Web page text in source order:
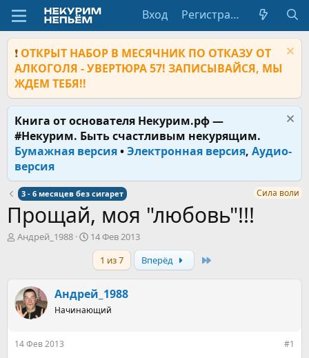
Вход Регистрация
❗ ОТКРЫТ НАБОР В МЕСЯЧНИК ПО ОТКАЗУ ОТ
АЛКОГОЛЯ - УВЕРТЮРА 57! ЗАПИСЫВАЙСЯ, МЫ
ЖДЕМ ТЕБЯ!!
Книга от основателя Некурим.рф —
#Некурим. Быть счастливым некурящим.
Бумажная версия•Электронная версия, Аудио-
версия
3 - 6 месяцев без сигарет Сила воли
Прощай, моя "любовь"!!!
А
т
е
Андрей_1988
Д
а
ч
14 Фев 2013
1 из 7
Вперёд
Андрей_1988
Начинающий
14 Фев 2013 #1